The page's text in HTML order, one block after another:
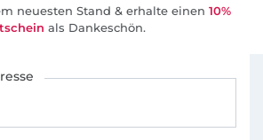
neuesten Stand & erhalte einen 10%
als Dankeschön.